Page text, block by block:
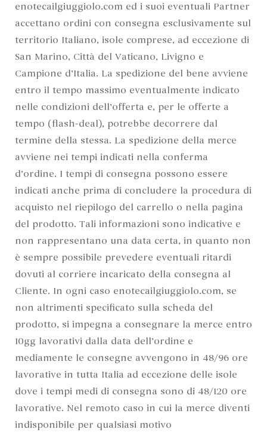
enotecailgiuggiolo.com ed i suoi eventuali Partner
accettano ordini con consegna esclusivamente sul
territorio Italiano, isole comprese, ad eccezione di
San Marino, Città del Vaticano, Livigno e
Campione d’Italia. La spedizione del bene avviene
entro il tempo massimo eventualmente indicato
nelle condizioni dell’offerta e, per le offerte a
tempo (flash-deal), potrebbe decorrere dal
termine della stessa. La spedizione della merce
avviene nei tempi indicati nella conferma
d’ordine. I tempi di consegna possono essere
indicati anche prima di concludere la procedura di
acquisto nel riepilogo del carrello o nella pagina
del prodotto. Tali informazioni sono indicative e
non rappresentano una data certa, in quanto non
è sempre possibile prevedere eventuali ritardi
dovuti al corriere incaricato della consegna al
Cliente. In ogni caso enotecailgiuggiolo.com, se
non altrimenti specificato sulla scheda del
prodotto, si impegna a consegnare la merce entro
10gg lavorativi dalla data dell’ordine e
mediamente le consegne avvengono in 48/96 ore
lavorative in tutta Italia ad eccezione delle isole
dove i tempi medi di consegna sono di 48/120 ore
lavorative. Nel remoto caso in cui la merce diventi
indisponibile per qualsiasi motivo